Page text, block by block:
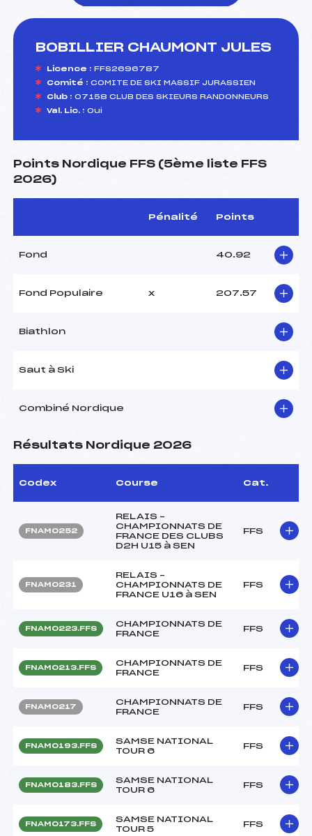
BOBILLIER CHAUMONT JULES
Licence : FFS2696787
Comité : COMITE DE SKI MASSIF JURASSIEN
Club : 07158 CLUB DES SKIEURS RANDONNEURS
Val. Lic. : Oui
Points Nordique FFS (5ème liste FFS
2026)
Pénalité Points
Fond 40.92
Fond Populaire x 207.57
Biathlon
Saut à Ski
Combiné Nordique
Résultats Nordique 2026
Codex Course Cat.
FNAM0252
RELAIS –
CHAMPIONNATS DE
FRANCE DES CLUBS
D2H U15 à SEN
FFS
FNAM0231
RELAIS –
CHAMPIONNATS DE
FRANCE U16 à SEN
FFS
FNAM0223.FFS
CHAMPIONNATS DE
FRANCE
FFS
FNAM0213.FFS
CHAMPIONNATS DE
FRANCE
FFS
FNAM0217
CHAMPIONNATS DE
FRANCE
FFS
FNAM0193.FFS
SAMSE NATIONAL
TOUR 6
FFS
FNAM0183.FFS
SAMSE NATIONAL
TOUR 6
FFS
FNAM0173.FFS
SAMSE NATIONAL
TOUR 5
FFS